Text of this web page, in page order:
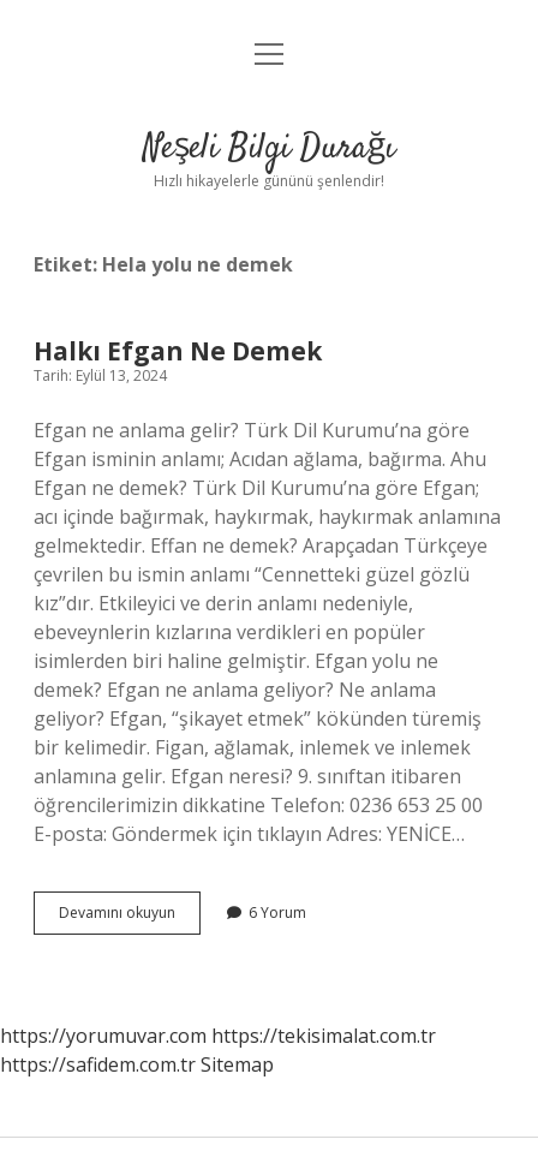
Anasayfa
Yasal Uyarı
menüyü
Neşeli Bilgi Durağı
Hızlı hikayelerle gününü şenlendir!
Etiket: Hela yolu ne demek
Halkı Efgan Ne Demek
Tarih: Eylül 13, 2024
Efgan ne anlama gelir? Türk Dil Kurumu’na göre
Efgan isminin anlamı; Acıdan ağlama, bağırma. Ahu
Efgan ne demek? Türk Dil Kurumu’na göre Efgan;
acı içinde bağırmak, haykırmak, haykırmak anlamına
gelmektedir. Effan ne demek? Arapçadan Türkçeye
çevrilen bu ismin anlamı “Cennetteki güzel gözlü
kız”dır. Etkileyici ve derin anlamı nedeniyle,
ebeveynlerin kızlarına verdikleri en popüler
isimlerden biri haline gelmiştir. Efgan yolu ne
demek? Efgan ne anlama geliyor? Ne anlama
geliyor? Efgan, “şikayet etmek” kökünden türemiş
bir kelimedir. Figan, ağlamak, inlemek ve inlemek
anlamına gelir. Efgan neresi? 9. sınıftan itibaren
öğrencilerimizin dikkatine Telefon: 0236 653 25 00
E-posta: Göndermek için tıklayın Adres: YENİCE…
Devamını okuyun
Efgan
6 Yorum
https://yorumuvar.com https://tekisimalat.com.tr
https://safidem.com.trSitemap